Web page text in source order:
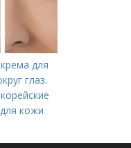
для
глаз.
кожи